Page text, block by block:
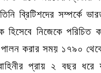
ব্রিটিশদের সম্পর্কে
নিজেকে পরিচিত
করার সময় ১৭৯০
প্রায় ২ বছর